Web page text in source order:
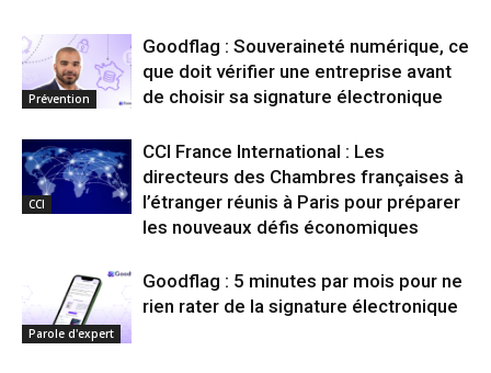
Prévention
Goodflag : Souveraineté numérique, ce
que doit vérifier une entreprise avant
de choisir sa signature électronique
CCI
CCI France International : Les
directeurs des Chambres françaises à
l’étranger réunis à Paris pour préparer
les nouveaux défis économiques
Parole d'expert
Goodflag : 5 minutes par mois pour ne
rien rater de la signature électronique